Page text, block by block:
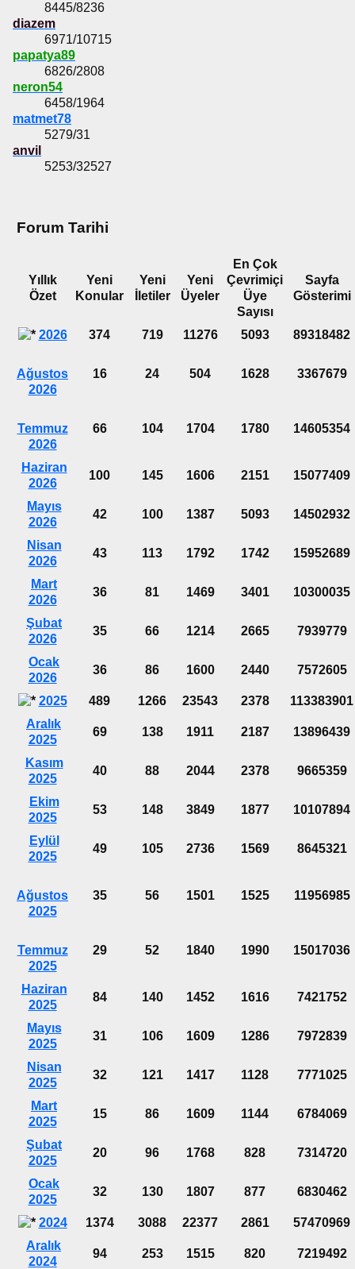
8445/8236
diazem
6971/10715
papatya89
6826/2808
neron54
6458/1964
matmet78
5279/31
anvil
5253/32527
Forum Tarihi
Yıllık
Özet
Yeni
Konular
Yeni
İletiler
Yeni
Üyeler
En Çok
Çevrimiçi
Üye
Sayısı
Sayfa
Gösterimi
2026 374 719 11276 5093 89318482
Ağustos
2026
16 24 504 1628 3367679
Temmuz
2026
66 104 1704 1780 14605354
Haziran
2026
100 145 1606 2151 15077409
Mayıs
2026
42 100 1387 5093 14502932
Nisan
2026
43 113 1792 1742 15952689
Mart
2026
36 81 1469 3401 10300035
Şubat
2026
35 66 1214 2665 7939779
Ocak
2026
36 86 1600 2440 7572605
2025 489 1266 23543 2378
113383901
Aralık
2025
69 138 1911 2187 13896439
Kasım
2025
40 88 2044 2378 9665359
Ekim
2025
53 148 3849 1877 10107894
Eylül
2025
49 105 2736 1569 8645321
Ağustos
2025
35 56 1501 1525 11956985
Temmuz
2025
29 52 1840 1990 15017036
Haziran
2025
84 140 1452 1616 7421752
Mayıs
2025
31 106 1609 1286 7972839
Nisan
2025
32 121 1417 1128 7771025
Mart
2025
15 86 1609 1144 6784069
Şubat
2025
20 96 1768 828 7314720
Ocak
2025
32 130 1807 877 6830462
2024 1374 3088 22377 2861
57470969
Aralık
2024
94 253 1515 820 7219492